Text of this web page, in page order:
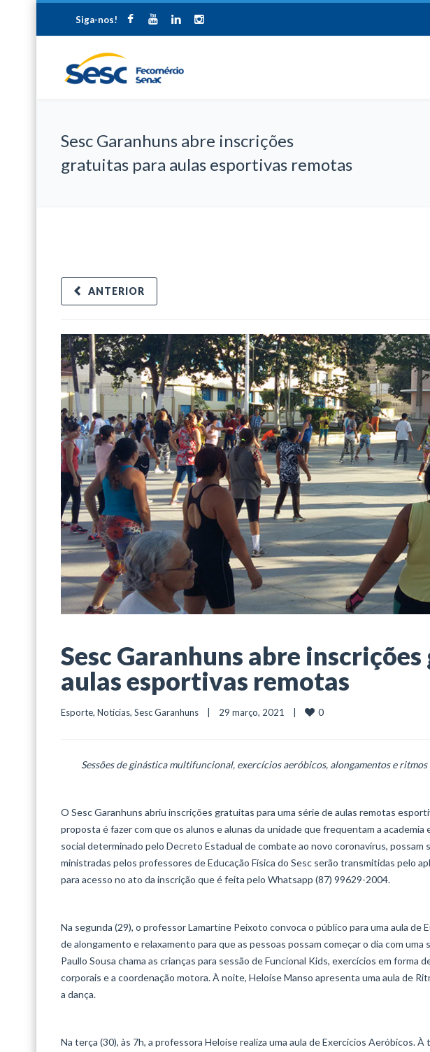
Siga-nos!
Sesc Garanhuns abre inscrições
gratuitas para aulas esportivas remotas
ANTERIOR
Sesc Garanhuns abre
aulas esportivas remotas
Esporte, Notícias, Sesc Garanhuns
    |    29 março, 2021    |
0
Sessões de ginástica multifuncional, exercícios aeróbicos, alongamentos e
O Sesc Garanhuns abriu inscrições gratuitas para uma série de aulas remotas
proposta é fazer com que os alunos e alunas da unidade que frequentam a
social determinado pelo Decreto Estadual de combate ao novo coronavírus,
ministradas pelos professores de Educação Física do Sesc serão transmitidas pelo
para acesso no ato da inscrição que é feita pelo Whatsapp (87) 99629-2004.
Na segunda (29), o professor Lamartine Peixoto convoca o público para uma aula de
de alongamento e relaxamento para que as pessoas possam começar o dia com
Paullo Sousa chama as crianças para sessão de Funcional Kids, exercícios em forma
corporais e a coordenação motora. À noite, Heloíse Manso apresenta uma aula de
a dança.
Na terça (30), às 7h, a professora Heloíse realiza uma aula de Exercícios Aeróbicos.